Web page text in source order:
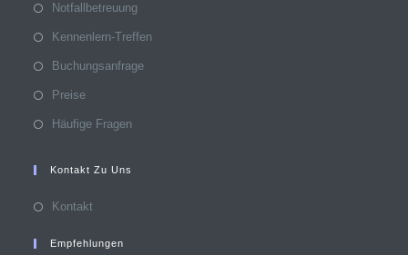
Notfallbetreuung
Kennenlern-Treffen
Buchungsanfrage
Preise
Häufige Fragen
Kontakt Zu Uns
Kontakt
Empfehlungen